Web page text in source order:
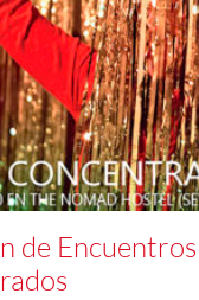
de Encuentros